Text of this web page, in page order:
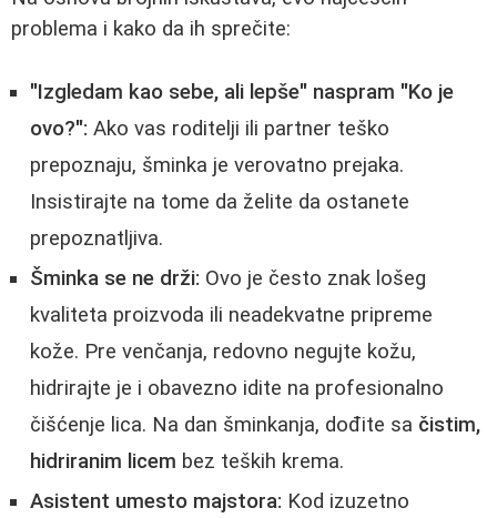
problema i kako da ih sprečite:
"Izgledam kao sebe, ali lepše" naspram "Ko je
ovo?": Ako vas roditelji ili partner teško
prepoznaju, šminka je verovatno prejaka.
Insistirajte na tome da želite da ostanete
prepoznatljiva.
Šminka se ne drži: Ovo je često znak lošeg
kvaliteta proizvoda ili neadekvatne pripreme
kože. Pre venčanja, redovno negujte kožu,
hidrirajte je i obavezno idite na profesionalno
čišćenje lica. Na dan šminkanja, dođite sa čistim,
hidriranim licem bez teških krema.
Asistent umesto majstora: Kod izuzetno